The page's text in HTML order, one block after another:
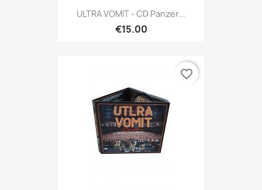
ULTRA VOMIT - CD Panzer...
€15.00
favorite_border